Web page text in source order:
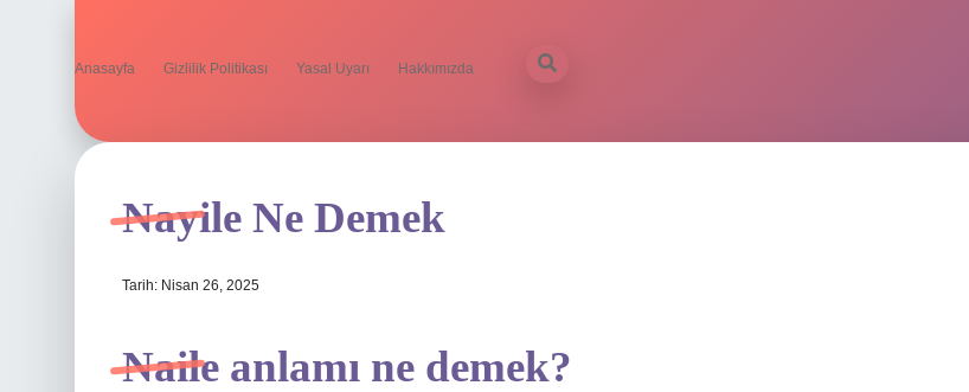
Anasayfa Gizlilik Politikası Yasal Uyarı Hakkımızda
Nayile Ne Demek
Tarih: Nisan 26, 2025
Naile anlamı ne demek?